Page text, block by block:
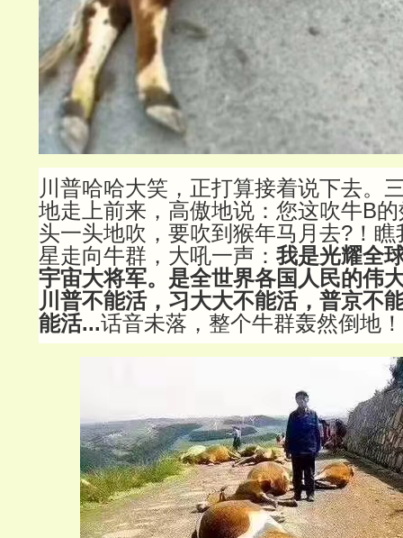
川普哈哈大笑，正打算接着说下去。
地走上前来，高傲地说：您这吹牛B
头一头地吹，要吹到猴年马月去?！
星走向牛群，大吼一声： 我是光耀全
宇宙大将军。是全世界各国人民的伟
川普不能活，习大大不能活，普京不
能活...话音未落，整个牛群轰然倒地！